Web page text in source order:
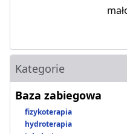
Kategorie
Baza zabiegowa
fizykoterapia
hydroterapia